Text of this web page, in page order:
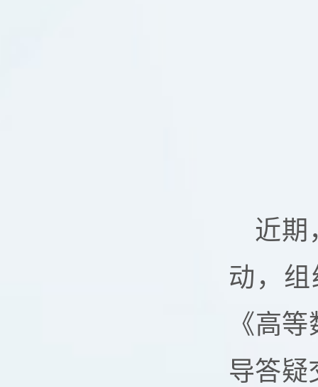
近期
动，
《高
导答疑